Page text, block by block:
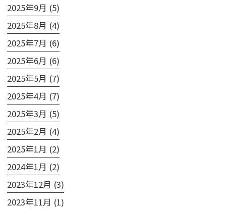
2025年9月 (5)
2025年8月 (4)
2025年7月 (6)
2025年6月 (6)
2025年5月 (7)
2025年4月 (7)
2025年3月 (5)
2025年2月 (4)
2025年1月 (2)
2024年1月 (2)
2023年12月 (3)
2023年11月 (1)